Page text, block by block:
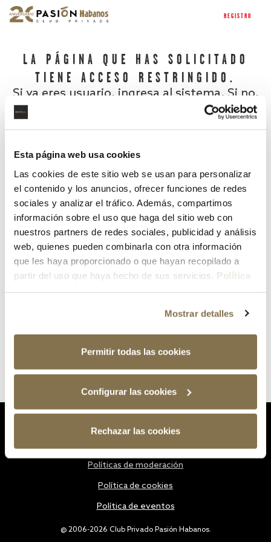
Esta página web usa cookies
Las cookies de este sitio web se usan para personalizar
el contenido y los anuncios, ofrecer funciones de redes
sociales y analizar el tráfico. Además, compartimos
información sobre el uso que haga del sitio web con
nuestros partners de redes sociales, publicidad y análisis
web, quienes pueden combinarla con otra información
que les haya proporcionado o que hayan recopilado a
partir del uso que haya hecho de sus servicios. Política
Mostrar detalles
Permitir todas las cookies
Configurar las cookies
Rechazar las cookies
REGISTRO
LA PÁGINA QUE HAS SOLICITADO
TIENE ACCESO RESTRINGIDO.
Si ya eres usuario, ingresa al sistema. Si no,
¿Has olvidado tu contraseña?
@ 2006-2026 Club Privado Pasión Habanos.
Políticas de moderación
Política de cookies
Política de eventos